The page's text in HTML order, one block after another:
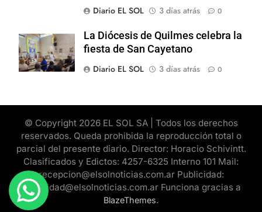
Diario EL SOL
3 días atrás 0
La Diócesis de Quilmes celebra la
fiesta de San Cayetano
Diario EL SOL
3 días atrás 0
© Copyright 2026 EL SOL SA | Todos los derechos
reservados. Queda prohibida la reproducción total o
parcial del presente diario. Director: Horacio Schivintt.
Clasificados y Edictos: 4257-6325 Interno 101 Mail:
recepcion@elsolnoticias.com.ar Publicidad:
publicidad@elsolnoticias.com.ar Funciona gracias a
BlazeThemes.